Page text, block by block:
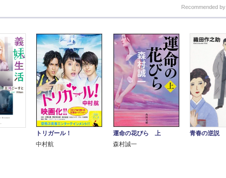
Recommended
トリガール！
中村航
運命の花びら 上
森村誠一
青春の逆説